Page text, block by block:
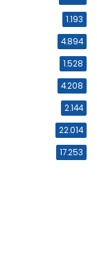
1.193
4.894
1.528
4.208
2.144
22.014
17.253